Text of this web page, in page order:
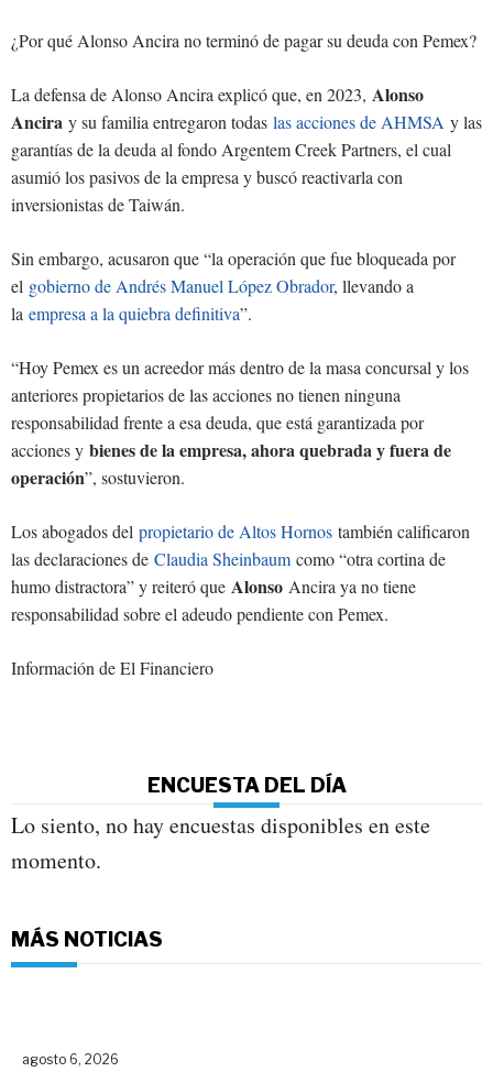
¿Por qué Alonso Ancira no terminó de pagar su deuda con Pemex?
La defensa de Alonso Ancira explicó que, en 2023, Alonso
Ancira y su familia entregaron todas las acciones de AHMSA y las
garantías de la deuda al fondo Argentem Creek Partners, el cual
asumió los pasivos de la empresa y buscó reactivarla con
inversionistas de Taiwán.
Sin embargo, acusaron que “la operación que fue bloqueada por
el gobierno de Andrés Manuel López Obrador, llevando a
la empresa a la quiebra definitiva”.
“Hoy Pemex es un acreedor más dentro de la masa concursal y los
anteriores propietarios de las acciones no tienen ninguna
responsabilidad frente a esa deuda, que está garantizada por
acciones y bienes de la empresa, ahora quebrada y fuera de
operación”, sostuvieron.
Los abogados del propietario de Altos Hornos también calificaron
las declaraciones de Claudia Sheinbaum como “otra cortina de
humo distractora” y reiteró que Alonso Ancira ya no tiene
responsabilidad sobre el adeudo pendiente con Pemex.
Información de El Financiero
ENCUESTA DEL DÍA
Lo siento, no hay encuestas disponibles en este
momento.
MÁS NOTICIAS
agosto 6, 2026